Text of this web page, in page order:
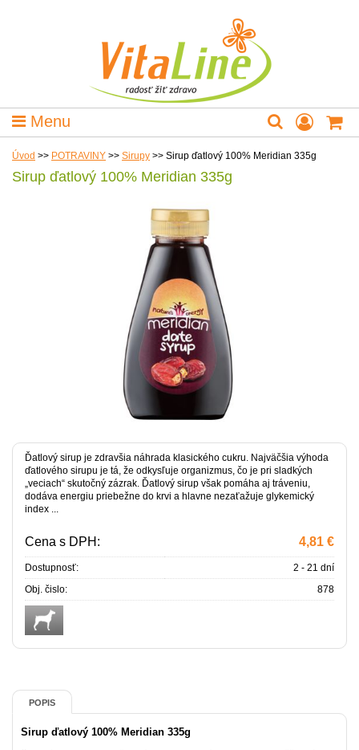
Menu
Úvod >> POTRAVINY >> Sirupy >> Sirup ďatlový 100% Meridian 335g
Sirup ďatlový 100% Meridian 335g
Ďatlový sirup je zdravšia náhrada klasického cukru. Najväčšia výhoda
ďatlového sirupu je tá, že odkysľuje organizmus, čo je pri sladkých
„veciach“ skutočný zázrak. Ďatlový sirup však pomáha aj tráveniu,
dodáva energiu priebežne do krvi a hlavne nezaťažuje glykemický
index ...
Cena s DPH: 4,81 €
Dostupnosť:
2 - 21 dní
Obj. čislo:
878
POPIS
Sirup ďatlový 100% Meridian 335g